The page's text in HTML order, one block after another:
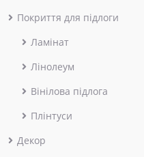
Покриття для підлоги
Ламінат
Лінолеум
Вінілова підлога
Плінтуси
Декор